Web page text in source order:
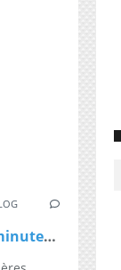
Découvrez les premières minutes du prochain épisode des Mystères de l'amour diffusé dimanche à 19h45 sur TMC